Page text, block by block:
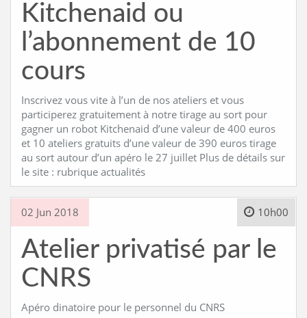
Kitchenaid ou
l’abonnement de 10
cours
Inscrivez vous vite à l’un de nos ateliers et vous
participerez gratuitement à notre tirage au sort pour
gagner un robot Kitchenaid d’une valeur de 400 euros
et 10 ateliers gratuits d’une valeur de 390 euros tirage
au sort autour d’un apéro le 27 juillet Plus de détails sur
le site : rubrique actualités
02 Jun 2018 10h00
Atelier privatisé par le
CNRS
Apéro dinatoire pour le personnel du CNRS